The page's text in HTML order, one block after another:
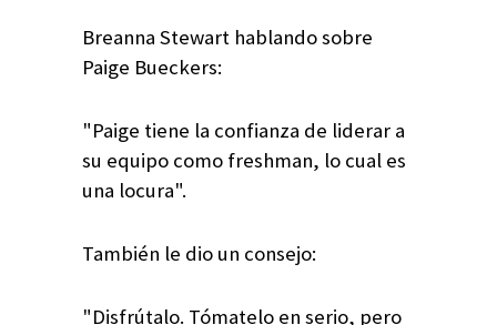
Breanna Stewart hablando sobre
Paige Bueckers:
"Paige tiene la confianza de liderar a
su equipo como freshman, lo cual es
una locura".
También le dio un consejo:
"Disfrútalo. Tómatelo en serio, pero